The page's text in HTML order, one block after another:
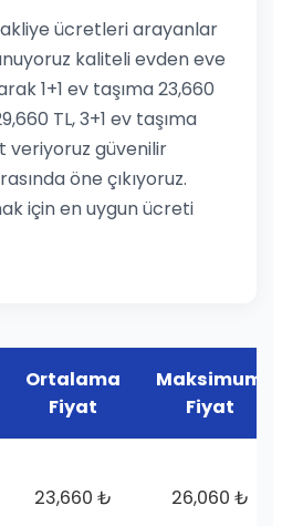
ücretleri arayanlar
kaliteli evden eve
1+1 ev taşıma 23,660
TL, 3+1 ev taşıma
veriyoruz güvenilir
öne çıkıyoruz.
için en uygun ücreti
Ortalama
Fiyat
Maksimum
Fiyat
23,660 ₺ 26,060 ₺